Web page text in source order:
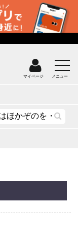
マイページ メニュー